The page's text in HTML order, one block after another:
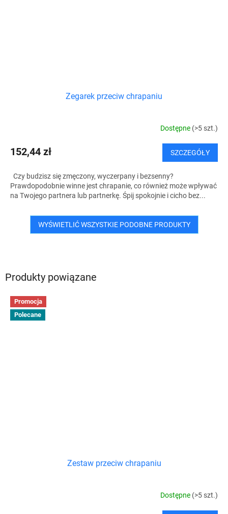
Produkty powiązane
Promocja
Polecane
Zestaw przeciw chrapaniu
Dostępne (>5 szt.)
Zegarek przeciw chrapaniu
Dostępne (>5 szt.)
152,44 zł SZCZEGÓŁY
Czy budzisz się zmęczony, wyczerpany i bezsenny?
Prawdopodobnie winne jest chrapanie, co również może wpływać
na Twojego partnera lub partnerkę. Śpij spokojnie i cicho bez...
WYŚWIETLIĆ WSZYSTKIE PODOBNE PRODUKTY